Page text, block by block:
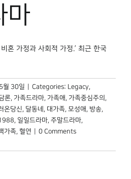
마
혼 가정과 사회적 가정.’ 최근 한국
월 30일 Categories: Legacy,
론, 가족드라마, 가족애 , 가족중심주의 ,
온당신, 달동네 , 대가족, 모성애 , 방송,
, 일일드라마, 주말드라마,
가족, 혈연
0 Comments